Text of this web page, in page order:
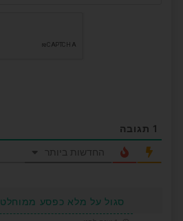
1 תגובה
החדשות ביותר
סגול על מלא כפסע ממוחלט